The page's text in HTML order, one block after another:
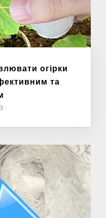
огірки
та